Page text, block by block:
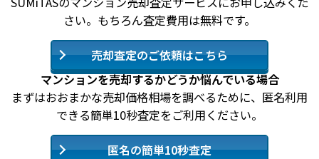
さい。もちろん査定費用は無料です。
売却査定のご依頼はこちら
マンションを売却するかどうか悩んでいる場合
まずはおおまかな売却価格相場を調べるために、匿名利用
できる簡単10秒査定をご利用ください。
匿名の簡単10秒査定